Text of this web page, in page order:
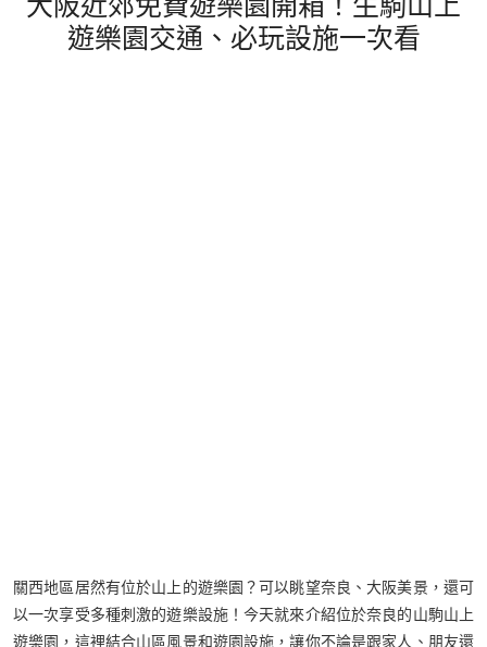
大阪近郊免費遊樂園開箱！生駒山上
遊樂園交通、必玩設施一次看
關西地區居然有位於山上的遊樂園？可以眺望奈良、大阪美景，還可
以一次享受多種刺激的遊樂設施！今天就來介紹位於奈良的山駒山上
遊樂園，這裡結合山區風景和遊園設施，讓你不論是跟家人、朋友還